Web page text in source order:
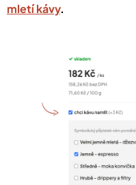
mletí kávy.